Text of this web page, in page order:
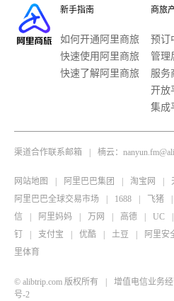
新手指南
如何开通阿里商旅
快速使用阿里商旅
快速了解阿里商旅
商旅
预订
管理
服务
开放
集成
渠道合作联系邮箱 楠云：
网站地图 阿里巴巴集团 淘宝网
阿里巴巴全球交易市场
1688 飞猪
信
阿里妈妈 万网 高德 UC
钉
支付宝 优酷 土豆 阿里安
里体育
© alibtrip.com 版权所有
增值电信业务
号-2